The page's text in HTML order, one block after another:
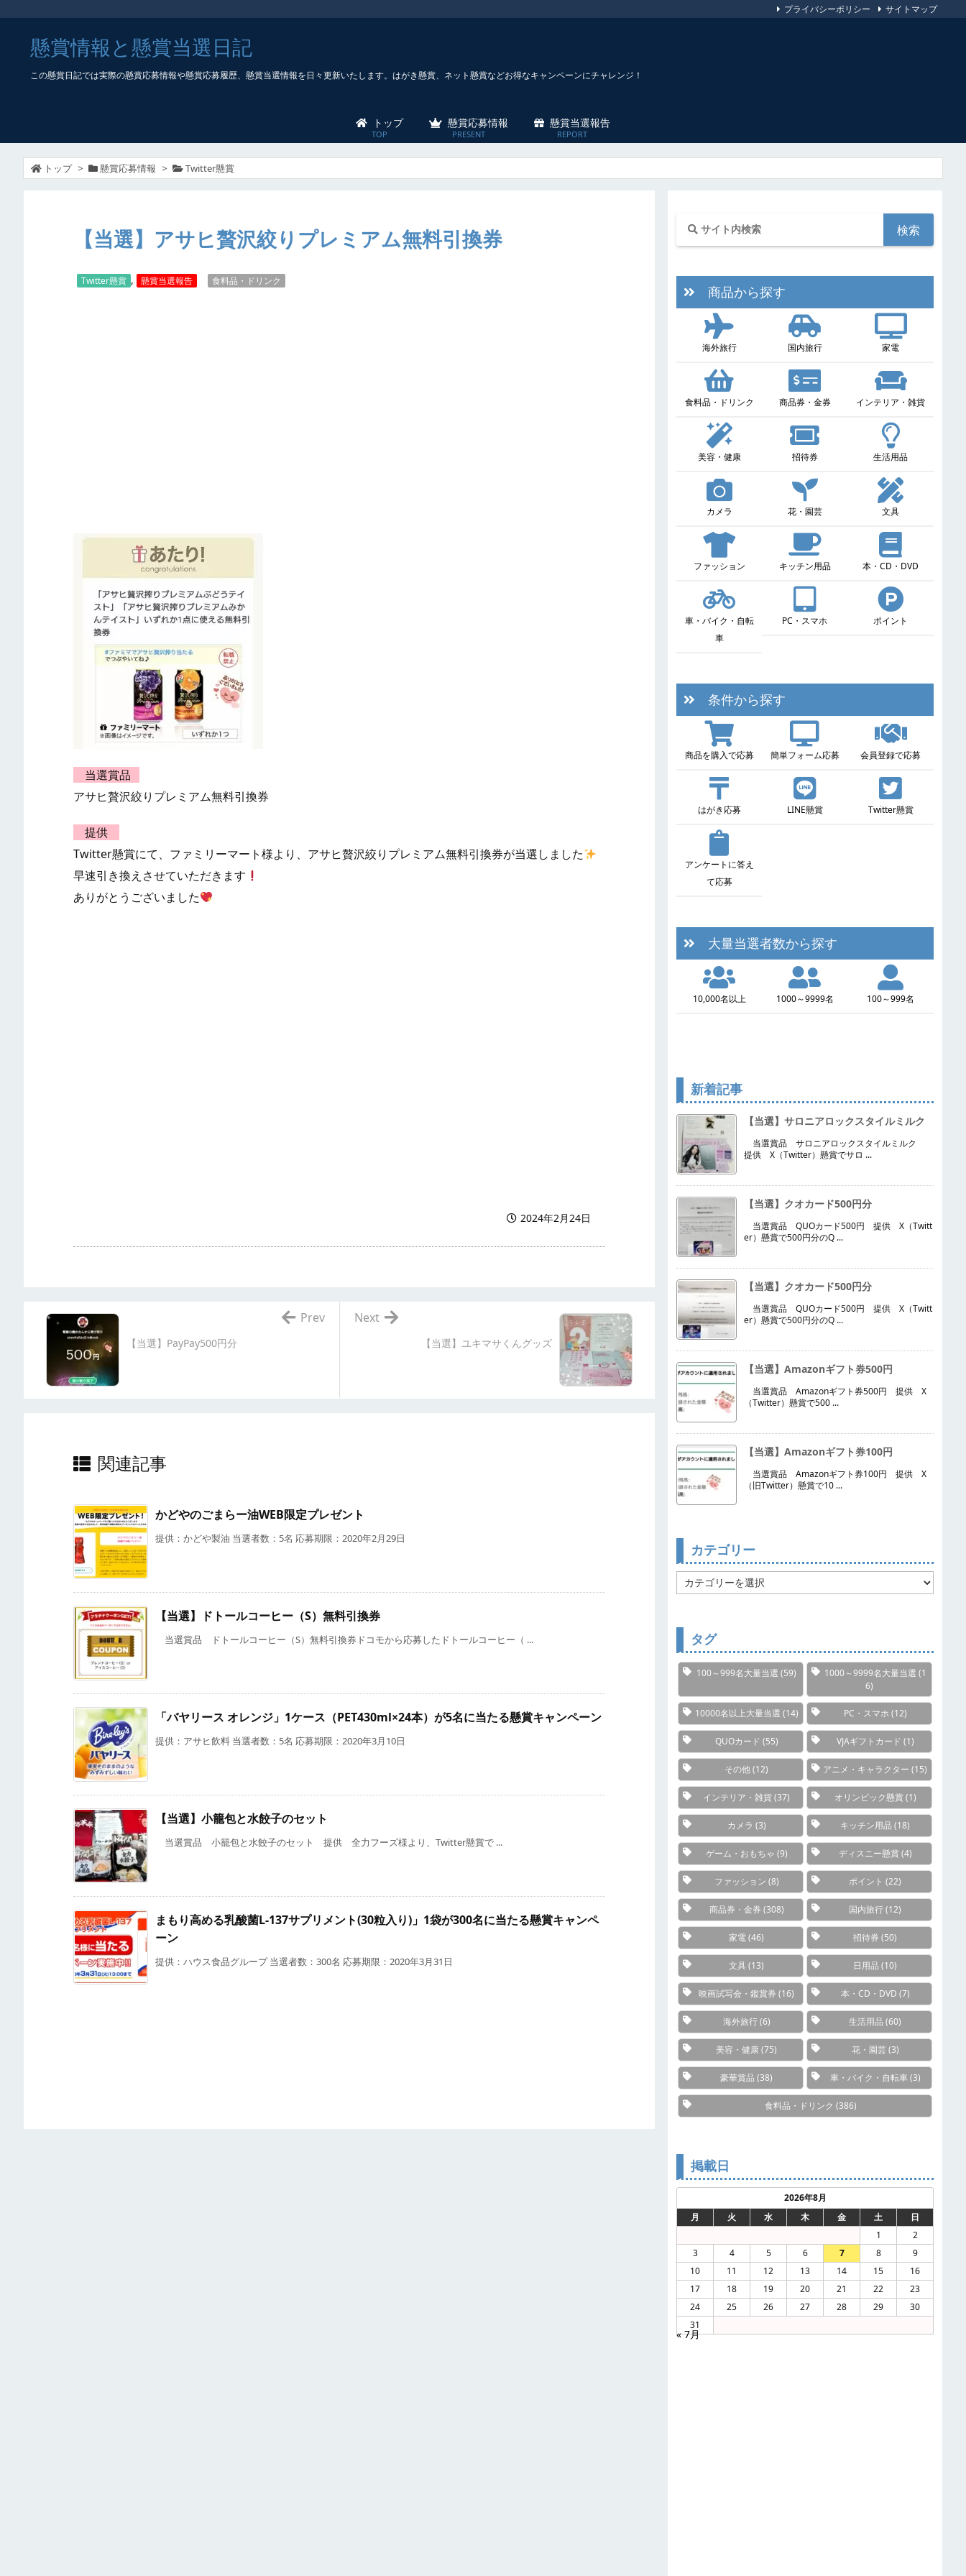
懸賞情報と懸賞当選日記
この懸賞日記では実際の懸賞応募情報や懸賞応募履歴、懸賞当選情報を日々更新いたします。はがき懸賞、ネット懸賞などお得なキャンペーンにチャレンジ！
トップ 懸賞応募情報 懸賞当選報告
プライバシーポリシー サイトマップ
トップ > 懸賞応募情報 > Twitter懸賞
【当選】アサヒ贅沢絞りプレミアム無料引換券
Twitter懸賞 , 懸賞当選報告 食料品・ドリンク
当選賞品
アサヒ贅沢絞りプレミアム無料引換券
提供
Twitter懸賞にて、ファミリーマート様より、アサヒ贅沢絞りプレミアム無料引換券が当選しました
早速引き換えさせていただきます
ありがとうございました
2024年2月24日
【当選】ユキマサくんグッズ
Next
【当選】PayPay500円分
Prev
関連記事
かどやのごまらー油WEB限定プレゼント
提供：かどや製油 当選者数：5名 応募期限：2020年2月29日
【当選】ドトールコーヒー（S）無料引換券
当選賞品 ドトールコーヒー（S）無料引換券ドコモから応募したドトールコーヒー（ ...
「バヤリース オレンジ」1ケース（PET430ml×24本）が5名に当たる懸賞キャンペーン
提供：アサヒ飲料 当選者数：5名 応募期限：2020年3月10日
【当選】小籠包と水餃子のセット
当選賞品 小籠包と水餃子のセット 提供 全力フーズ様より、Twitter懸賞で ...
まもり高める乳酸菌L-137サプリメント(30粒入り)」1袋が300名に当たる懸賞キャンペ
ーン
提供：ハウス食品グループ 当選者数：300名 応募期限：2020年3月31日
商品から探す
海外旅行 国内旅行 家電
食料品・ドリンク 商品券・金券 インテリア・雑貨
美容・健康 招待券 生活用品
カメラ 花・園芸 文具
ファッション キッチン用品 本・CD・DVD
車・バイク・自転
車
PC・スマホ ポイント
条件から探す
商品を購入で応募 簡単フォーム応募 会員登録で応募
はがき応募 LINE懸賞 Twitter懸賞
アンケートに答え
て応募
大量当選者数から探す
10,000名以上 1000～9999名 100～999名
新着記事
【当選】サロニアロックスタイルミルク
当選賞品 サロニアロックスタイルミルク
提供 X（Twitter）懸賞でサロ ...
【当選】クオカード500円分
当選賞品 QUOカード500円 提供 X（Twitt
er）懸賞で500円分のQ ...
【当選】クオカード500円分
当選賞品 QUOカード500円 提供 X（Twitt
er）懸賞で500円分のQ ...
【当選】Amazonギフト券500円
当選賞品 Amazonギフト券500円 提供 X
（Twitter）懸賞で500 ...
【当選】Amazonギフト券100円
当選賞品 Amazonギフト券100円 提供 X
（旧Twitter）懸賞で10 ...
カテゴリー
カ
テ
タグ
100～999名大量当選 (59) 1000～9999名大量当選 (1
6)
10000名以上大量当選 (14) PC・スマホ (12)
QUOカード (55) VJAギフトカード (1)
その他(12) アニメ・キャラクター (15)
インテリア・雑貨(37) オリンピック懸賞(1)
カメラ (3) キッチン用品 (18)
ゲーム・おもちゃ (9) ディスニー懸賞(4)
ファッション (8) ポイント (22)
商品券・金券 (308) 国内旅行(12)
家電(46) 招待券 (50)
文具 (13) 日用品 (10)
映画試写会・鑑賞券 (16) 本・CD・DVD (7)
海外旅行(6) 生活用品 (60)
美容・健康(75) 花・園芸(3)
豪華賞品 (38) 車・バイク・自転車(3)
食料品・ドリンク (386)
掲載日
2026年8月
月
火 水 木 金 土
日
1
2
3
4 5 6 7 8
9
10
11 12 13 14 15
16
17
18 19 20 21 22
23
24
25 26 27 28 29
30
31
« 7月